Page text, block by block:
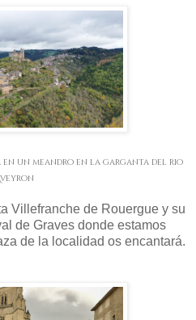
en un meandro en la garganta del rio
Villefranche de Rouergue y su
de Graves donde estamos
de la localidad os encantará.